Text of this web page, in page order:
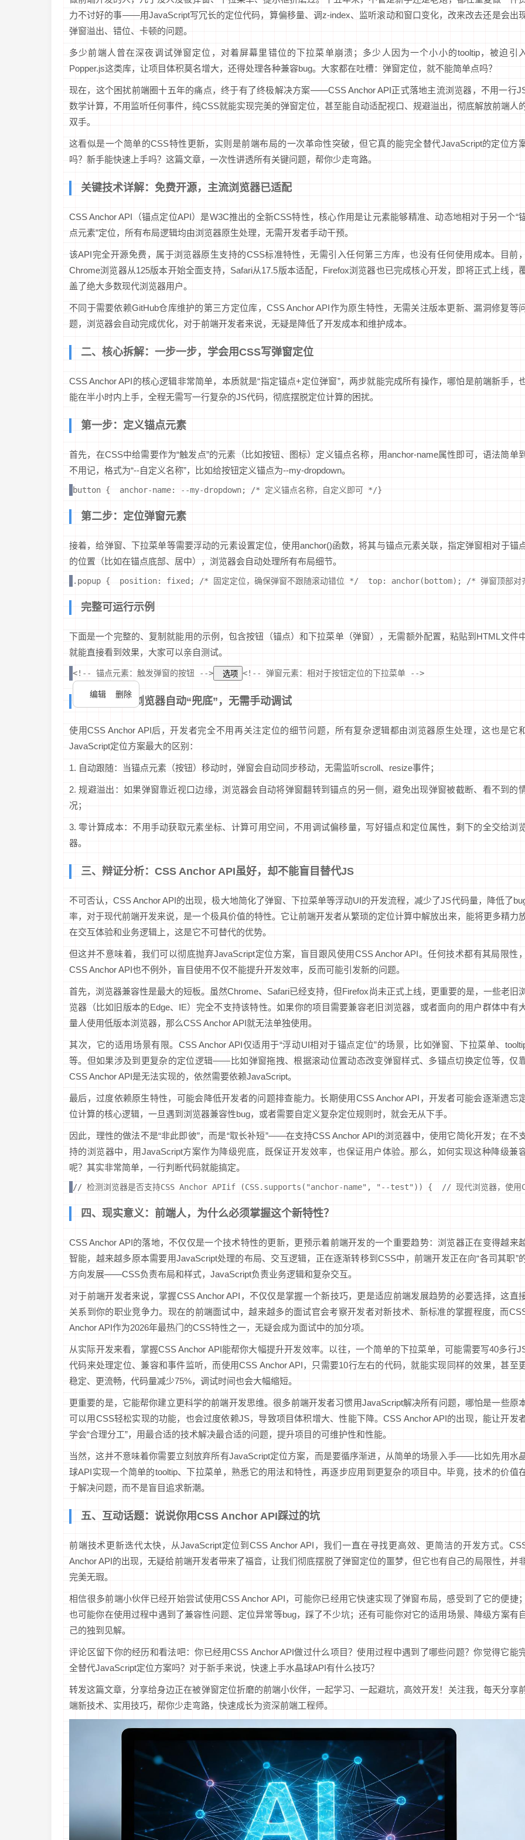
力不讨好的事——用JavaScript写冗长的定位代码，算偏移量、调z-index、监听滚动和窗口变化，改来改去还是会出
弹窗溢出、错位、卡顿的问题。
多少前端人曾在深夜调试弹窗定位，对着屏幕里错位的下拉菜单崩溃；多少人因为一个小小的tooltip，被迫引
Popper.js这类库，让项目体积莫名增大，还得处理各种兼容bug。大家都在吐槽：弹窗定位，就不能简单点吗？
现在，这个困扰前端圈十五年的痛点，终于有了终极解决方案——CSS Anchor API正式落地主流浏览器，不用一行
数学计算，不用监听任何事件，纯CSS就能实现完美的弹窗定位，甚至能自动适配视口、规避溢出，彻底解放前端人
双手。
这看似是一个简单的CSS特性更新，实则是前端布局的一次革命性突破，但它真的能完全替代JavaScript的定位方
吗？新手能快速上手吗？这篇文章，一次性讲透所有关键问题，帮你少走弯路。
关键技术详解：免费开源，主流浏览器已适配
CSS Anchor API（锚点定位API）是W3C推出的全新CSS特性，核心作用是让元素能够精准、动态地相对于另一个“
点元素”定位，所有布局逻辑均由浏览器原生处理，无需开发者手动干预。
该API完全开源免费，属于浏览器原生支持的CSS标准特性，无需引入任何第三方库，也没有任何使用成本。目前，
Chrome浏览器从125版本开始全面支持，Safari从17.5版本适配，Firefox浏览器也已完成核心开发，即将正式上线，
盖了绝大多数现代浏览器用户。
不同于需要依赖GitHub仓库维护的第三方定位库，CSS Anchor API作为原生特性，无需关注版本更新、漏洞修复等
题，浏览器会自动完成优化，对于前端开发者来说，无疑是降低了开发成本和维护成本。
二、核心拆解：一步一步，学会用CSS写弹窗定位
CSS Anchor API的核心逻辑非常简单，本质就是“指定锚点+定位弹窗”，两步就能完成所有操作，哪怕是前端新手，
能在半小时内上手，全程无需写一行复杂的JS代码，彻底摆脱定位计算的困扰。
第一步：定义锚点元素
首先，在CSS中给需要作为“触发点”的元素（比如按钮、图标）定义锚点名称，用anchor-name属性即可，语法简单到
不用记，格式为“--自定义名称”，比如给按钮定义锚点为--my-dropdown。
button {  anchor-name: --my-dropdown; /* 定义锚点名称，自定义即可 */}
第二步：定位弹窗元素
接着，给弹窗、下拉菜单等需要浮动的元素设置定位，使用anchor()函数，将其与锚点元素关联，指定弹窗相对于锚
的位置（比如在锚点底部、居中），浏览器会自动处理所有布局细节。
.popup {  position: fixed; /* 固定定位，确保弹窗不跟随滚动错位 */  top: anchor(bottom); /* 弹窗顶部
完整可运行示例
下面是一个完整的、复制就能用的示例，包含按钮（锚点）和下拉菜单（弹窗），无需额外配置，粘贴到HTML文件
就能直接看到效果，大家可以亲自测试。
<!-- 锚点元素：触发弹窗的按钮 -->
  选项
<!-- 弹窗元素：相对于按钮定位的下拉菜单 -->
编辑 删除
核心优势：浏览器自动“兜底”，无需手动调试
使用CSS Anchor API后，开发者完全不用再关注定位的细节问题，所有复杂逻辑都由浏览器原生处理，这也是它
JavaScript定位方案最大的区别：
1. 自动跟随：当锚点元素（按钮）移动时，弹窗会自动同步移动，无需监听scroll、resize事件；
2. 规避溢出：如果弹窗靠近视口边缘，浏览器会自动将弹窗翻转到锚点的另一侧，避免出现弹窗被截断、看不到的
况；
3. 零计算成本：不用手动获取元素坐标、计算可用空间，不用调试偏移量，写好锚点和定位属性，剩下的全交给浏
器。
三、辩证分析：CSS Anchor API虽好，却不能盲目替代JS
不可否认，CSS Anchor API的出现，极大地简化了弹窗、下拉菜单等浮动UI的开发流程，减少了JS代码量，降低了
率，对于现代前端开发来说，是一个极具价值的特性。它让前端开发者从繁琐的定位计算中解放出来，能将更多精力
在交互体验和业务逻辑上，这是它不可替代的优势。
但这并不意味着，我们可以彻底抛弃JavaScript定位方案，盲目跟风使用CSS Anchor API。任何技术都有其局限性，
CSS Anchor API也不例外，盲目使用不仅不能提升开发效率，反而可能引发新的问题。
首先，浏览器兼容性是最大的短板。虽然Chrome、Safari已经支持，但Firefox尚未正式上线，更重要的是，一些老旧浏
览器（比如旧版本的Edge、IE）完全不支持该特性。如果你的项目需要兼容老旧浏览器，或者面向的用户群体中有
量人使用低版本浏览器，那么CSS Anchor API就无法单独使用。
其次，它的适用场景有限。CSS Anchor API仅适用于“浮动UI相对于锚点定位”的场景，比如弹窗、下拉菜单、
等。但如果涉及到更复杂的定位逻辑——比如弹窗拖拽、根据滚动位置动态改变弹窗样式、多锚点切换定位等，仅
CSS Anchor API是无法实现的，依然需要依赖JavaScript。
最后，过度依赖原生特性，可能会降低开发者的问题排查能力。长期使用CSS Anchor API，开发者可能会逐渐遗忘
位计算的核心逻辑，一旦遇到浏览器兼容性bug，或者需要自定义复杂定位规则时，就会无从下手。
因此，理性的做法不是“非此即彼”，而是“取长补短”——在支持CSS Anchor API的浏览器中，使用它简化开发；在不
持的浏览器中，用JavaScript方案作为降级兜底，既保证开发效率，也保证用户体验。那么，如何实现这种降级兼
呢？其实非常简单，一行判断代码就能搞定。
// 检测浏览器是否支持CSS Anchor APIif (CSS.supports("anchor-name", "--test")) {  // 现代浏览器，使用
四、现实意义：前端人，为什么必须掌握这个新特性？
CSS Anchor API的落地，不仅仅是一个技术特性的更新，更预示着前端开发的一个重要趋势：浏览器正在变得越来
智能，越来越多原本需要用JavaScript处理的布局、交互逻辑，正在逐渐转移到CSS中，前端开发正在向“各司其职”
方向发展——CSS负责布局和样式，JavaScript负责业务逻辑和复杂交互。
对于前端开发者来说，掌握CSS Anchor API，不仅仅是掌握一个新技巧，更是适应前端发展趋势的必要选择，这直
关系到你的职业竞争力。现在的前端面试中，越来越多的面试官会考察开发者对新技术、新标准的掌握程度，而
Anchor API作为2026年最热门的CSS特性之一，无疑会成为面试中的加分项。
从实际开发来看，掌握CSS Anchor API能帮你大幅提升开发效率。以往，一个简单的下拉菜单，可能需要写40多行
代码来处理定位、兼容和事件监听，而使用CSS Anchor API，只需要10行左右的代码，就能实现同样的效果，甚至
稳定、更流畅，代码量减少75%，调试时间也会大幅缩短。
更重要的是，它能帮你建立更科学的前端开发思维。很多前端开发者习惯用JavaScript解决所有问题，哪怕是一些原
可以用CSS轻松实现的功能，也会过度依赖JS，导致项目体积增大、性能下降。CSS Anchor API的出现，能让开发
学会“合理分工”，用最合适的技术解决最合适的问题，提升项目的可维护性和性能。
当然，这并不意味着你需要立刻放弃所有JavaScript定位方案，而是要循序渐进，从简单的场景入手——比如先用水
球API实现一个简单的tooltip、下拉菜单，熟悉它的用法和特性，再逐步应用到更复杂的项目中。毕竟，技术的价值
于解决问题，而不是盲目追求新潮。
五、互动话题：说说你用CSS Anchor API踩过的坑
前端技术更新迭代太快，从JavaScript定位到CSS Anchor API，我们一直在寻找更高效、更简洁的开发方式。
Anchor API的出现，无疑给前端开发者带来了福音，让我们彻底摆脱了弹窗定位的噩梦，但它也有自己的局限性，并
完美无瑕。
相信很多前端小伙伴已经开始尝试使用CSS Anchor API，可能你已经用它快速实现了弹窗布局，感受到了它的便捷；
也可能你在使用过程中遇到了兼容性问题、定位异常等bug，踩了不少坑；还有可能你对它的适用场景、降级方案有
己的独到见解。
评论区留下你的经历和看法吧：你已经用CSS Anchor API做过什么项目？使用过程中遇到了哪些问题？你觉得它能
全替代JavaScript定位方案吗？对于新手来说，快速上手水晶球API有什么技巧？
转发这篇文章，分享给身边正在被弹窗定位折磨的前端小伙伴，一起学习、一起避坑，高效开发！关注我，每天分享
端新技术、实用技巧，帮你少走弯路，快速成长为资深前端工程师。